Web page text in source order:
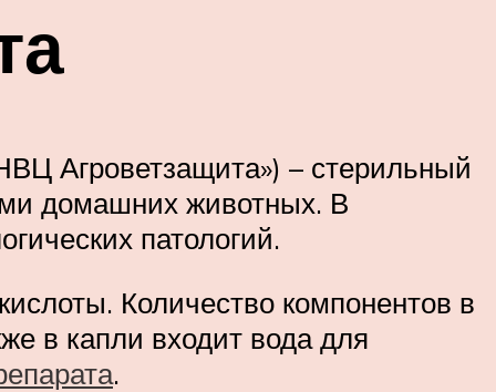
Агроветзащита») – стерильный
домашних животных. В
патологий.
Количество компонентов в
в капли входит вода для
.